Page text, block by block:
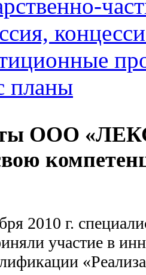
планы
ООО
2010 г.
участие в